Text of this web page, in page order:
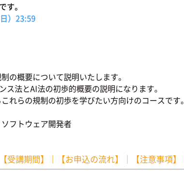
す。
）23:59
の概要について説明いたします。
法とAI法の初歩的概要の説明になります。
れらの規制の初歩を学びたい方向けのコースです。
フトウェア開発者
【受講期間】 ｜ 【お申込の流れ】 ｜ 【注意事項】